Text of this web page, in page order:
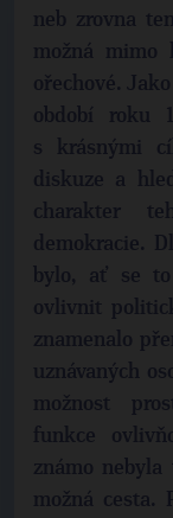
neb zrovna
možná mimo
ořechové.
období roku
s krásnými
diskuze a
charakter
demokracie.
bylo, ať se
ovlivnit
znamenalo
uznávaných
možnost
funkce
známo
možná cesta.